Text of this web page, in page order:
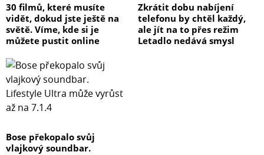
30 filmů, které musíte
vidět, dokud jste ještě na
světě. Víme, kde si je
můžete pustit online
Zkrátit dobu nabíjení
telefonu by chtěl každý,
ale jít na to přes režim
Letadlo nedává smysl
Bose překopalo svůj
vlajkový soundbar.